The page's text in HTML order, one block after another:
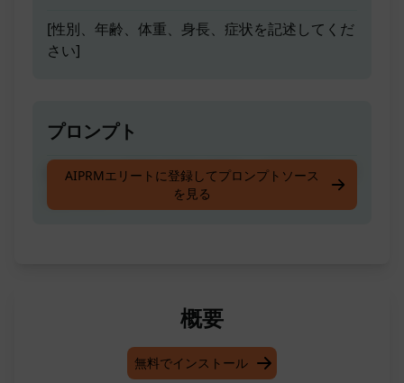
[性別、年齢、体重、身長、症状を記述してくだ
さい]
プロンプト
MediHubと韓国の医師が開発した医療専門のプ
AIPRMエリートに登録してプロンプトソース
を見る
概要
無料でインストール